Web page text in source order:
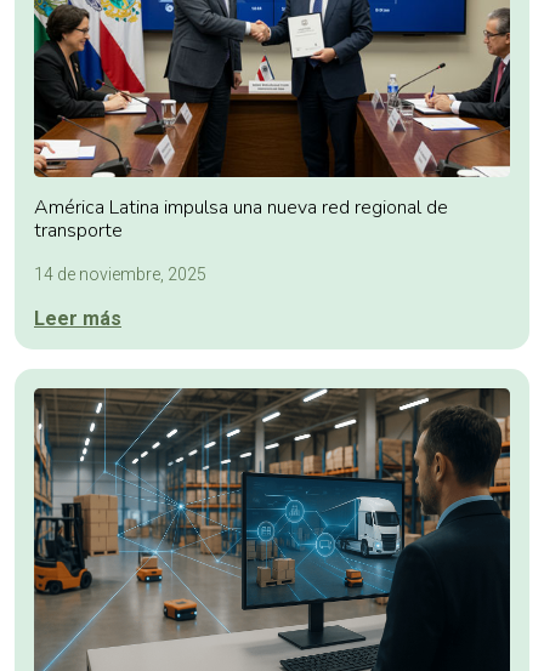
América Latina impulsa una nueva red regional de
transporte
14 de noviembre, 2025
Leer más